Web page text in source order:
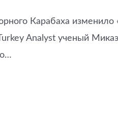
Карабаха изменило
Analyst ученый